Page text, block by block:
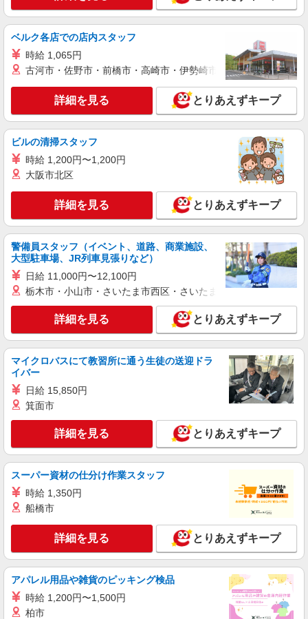
ベルク各店での店内スタッフ
時給 1,065円
古河市・佐野市・前橋市・高崎市・伊勢崎市・太田市・館林市
詳細を見る とりあえずキープ
ビルの清掃スタッフ
時給 1,200円〜1,200円
大阪市北区
詳細を見る とりあえずキープ
警備員スタッフ（イベント、道路、商業施設、
大型駐車場、JR列車見張りなど）
日給 11,000円〜12,100円
栃木市・小山市・さいたま市西区・さいたま市岩槻区・久喜市・
詳細を見る とりあえずキープ
マイクロバスにて教習所に通う生徒の送迎ドラ
イバー
日給 15,850円
箕面市
詳細を見る とりあえずキープ
スーパー資材の仕分け作業スタッフ
時給 1,350円
船橋市
詳細を見る とりあえずキープ
アパレル用品や雑貨のピッキング検品
時給 1,200円〜1,500円
柏市